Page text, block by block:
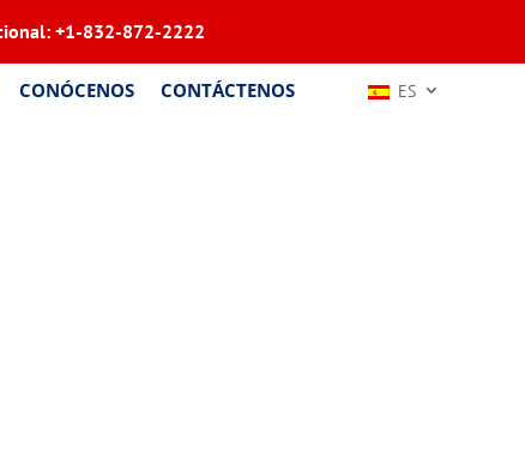
+1-832-872-2222
CONÓCENOS CONTÁCTENOS ES